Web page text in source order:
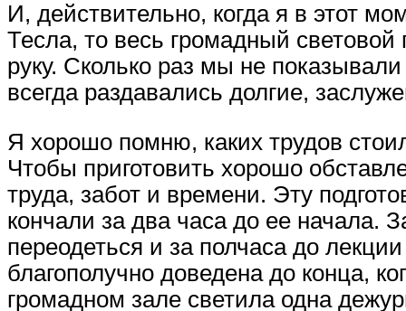
И, действительно, когда я в этот
Тесла, то весь громадный
руку. Сколько раз мы не
всегда раздавались долгие,
Я хорошо помню, каких трудов
Чтобы приготовить хорошо
труда, забот и времени. Эту
кончали за два часа до ее начала.
переодеться и за полчаса до
благополучно доведена до конца,
громадном зале светила одна